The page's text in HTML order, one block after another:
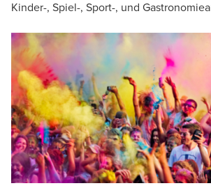
Kinder-, Spiel-, Sport-, und